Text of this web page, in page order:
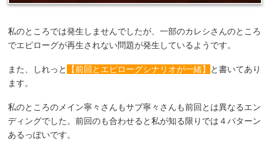
私のところでは発生しませんでしたが、一部のカレシさんのところ
でエピローグが再生されない問題が発生しているようです。
また、しれっと 【前回とエピローグシナリオが一緒】 と書いてあり
ます。
私のところのメイン寧々さんもサブ寧々さんも前回とは異なるエン
ディングでした。前回のも合わせると私が知る限りでは４パターン
あるっぽいです。